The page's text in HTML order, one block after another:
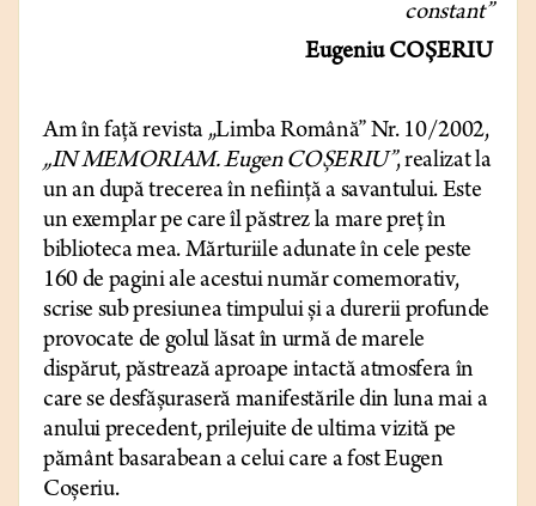
constant”
EugeniuCOȘERIU
Am în față revista „Limba Română” Nr. 10/2002,
„IN MEMORIAM. Eugen COȘERIU”, realizat la
un an după trecerea în neființă a savantului. Este
un exemplar pe care îl păstrez la mare preț în
biblioteca mea. Mărturiile adunate în cele peste
160 de pagini ale acestui număr comemorativ,
scrise sub presiunea timpului și a durerii profunde
provocate de golul lăsat în urmă de marele
dispărut, păstrează aproape intactă atmosfera în
care se desfășuraseră manifestările din luna mai a
anului precedent, prilejuite de ultima vizită pe
pământ basarabean a celui care a fost Eugen
Coșeriu.